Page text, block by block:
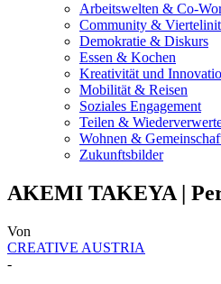
Arbeitswelten & Co-
Community &
Demokratie & Diskurs
Essen & Kochen
Kreativität und
Mobilität & Reisen
Soziales Engagement
Teilen &
Wohnen &
Zukunftsbilder
AKEMI TAKEYA |
Von
CREATIVE AUSTRIA
-